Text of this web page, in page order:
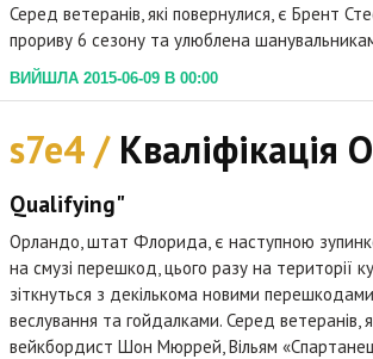
Серед ветеранів, які повернулися, є Брент
прориву 6 сезону та улюблена
ВИЙШЛА 2015-06-09 В 00:00
s7e4 / Кваліфікація
Qualifying"
Орландо, штат Флорида, є наступною
на смузі перешкод, цього разу на території
зіткнуться з декількома новими
веслування та гойдалками. Серед ветеранів,
вейкбордист Шон Мюррей, Вільям